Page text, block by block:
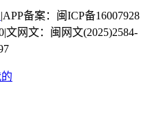
|APP备案：闽ICP备16007928
|文网文：闽网文(2025)2584-